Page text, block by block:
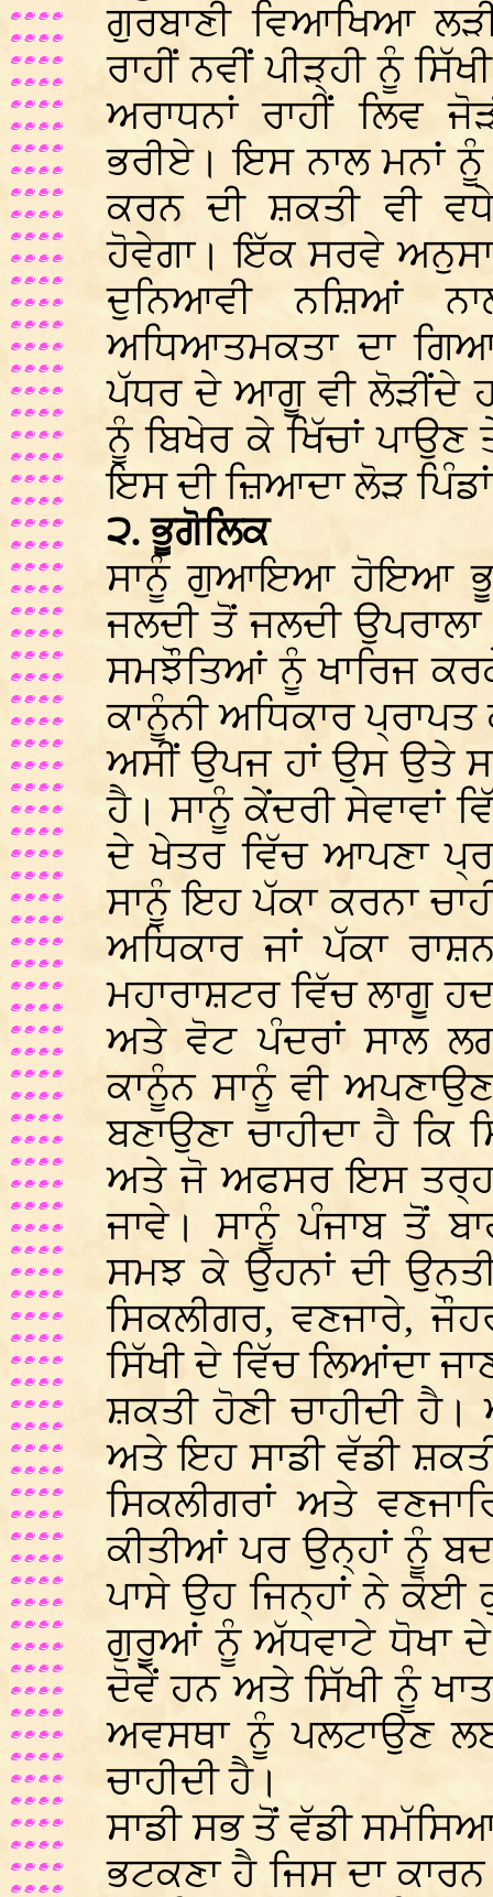
ਗੁਰਬਾਣੀ ਵਿਆਖਿਆ
ਰਾਹੀਂ ਨਵੀਂ ਪੀੜ੍ਹੀ ਨੂੰ
ਅਰਾਧਨਾਂ ਰਾਹੀਂ ਲਿਵ
ਭਰੀਏ। ਇਸ ਨਾਲ ਮਨਾਂ ਨੂੰ
ਕਰਨ ਦੀ ਸ਼ਕਤੀ ਵੀ
ਹੋਵੇਗਾ। ਇੱਕ ਸਰਵੇ
ਦੁਨਿਆਵੀ ਨਸ਼ਿਆਂ
ਅਧਿਆਤਮਕਤਾ ਦਾ
ਪੱਧਰ ਦੇ ਆਗੂ ਵੀ
ਨੂੰ ਬਿਖੇਰ ਕੇ ਖਿੱਚਾਂ
ਇਸ ਦੀ ਜ਼ਿਆਦਾ ਲੋੜ
੨. ਭੂਗੋਲਿਕ
ਸਾਨੂੰ ਗੁਆਇਆ ਹੋਇਆ
ਜਲਦੀ ਤੋਂ ਜਲਦੀ
ਸਮਝੌਤਿਆਂ ਨੂੰ ਖਾਰਿਜ
ਕਾਨੂੰਨੀ ਅਧਿਕਾਰ ਪ੍ਰਾਪਤ
ਅਸੀਂ ਉਪਜ ਹਾਂ ਉਸ ਉਤੇ
ਹੈ। ਸਾਨੂੰ ਕੇਂਦਰੀ ਸੇਵਾਵਾਂ
ਦੇ ਖੇਤਰ ਵਿੱਚ ਆਪਣਾ
ਸਾਨੂੰ ਇਹ ਪੱਕਾ ਕਰਨਾ
ਅਧਿਕਾਰ ਜਾਂ ਪੱਕਾ
ਮਹਾਰਾਸ਼ਟਰ ਵਿੱਚ ਲਾਗੂ
ਅਤੇ ਵੋਟ ਪੰਦਰਾਂ ਸਾਲ
ਕਾਨੂੰਨ ਸਾਨੂੰ ਵੀ
ਬਣਾਉਣਾ ਚਾਹੀਦਾ ਹੈ
ਅਤੇ ਜੋ ਅਫਸਰ ਇਸ
ਜਾਵੇ। ਸਾਨੂੰ ਪੰਜਾਬ ਤੋਂ
ਸਮਝ ਕੇ ਉਹਨਾਂ ਦੀ
ਸਿਕਲੀਗਰ, ਵਣਜਾਰੇ,
ਸਿੱਖੀ ਦੇ ਵਿੱਚ ਲਿਆਂਦਾ
ਸ਼ਕਤੀ ਹੋਣੀ ਚਾਹੀਦੀ
ਅਤੇ ਇਹ ਸਾਡੀ ਵੱਡੀ
ਸਿਕਲੀਗਰਾਂ ਅਤੇ
ਕੀਤੀਆਂ ਪਰ ਉਨ੍ਹਾਂ ਨੂੰ
ਪਾਸੇ ਉਹ ਜਿਨ੍ਹਾਂ ਨੇ ਕੋਈ
ਗੁਰੂਆਂ ਨੂੰ ਅੱਧਵਾਟੇ ਧੋਖਾ
ਦੋਵੇਂ ਹਨ ਅਤੇ ਸਿੱਖੀ ਨੂੰ
ਅਵਸਥਾ ਨੂੰ ਪਲਟਾਉਣ
ਚਾਹੀਦੀ ਹੈ।
ਸਾਡੀ ਸਭ ਤੋਂ ਵੱਡੀ
ਭਟਕਣਾ ਹੈ ਜਿਸ ਦਾ